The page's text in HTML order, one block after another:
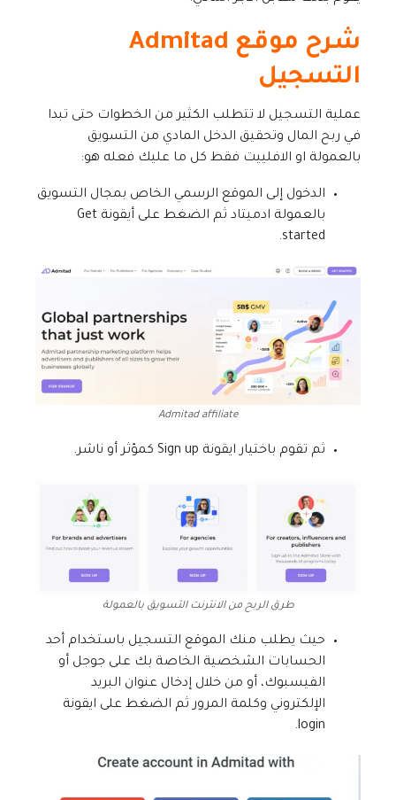
شرح موقع Admitad
التسجيل
عملية التسجيل لا تتطلب الكثير من الخطوات حتى تبدا
في ربح المال وتحقيق الدخل المادي من التسويق
بالعمولة او الافلييت فقط كل ما عليك فعله هو:
الدخول إلى الموقع الرسمي الخاص بمجال التسويق
بالعمولة ادميتاد ثم الضغط على أيقونة Get
started.
Admitad affiliate
ثم تقوم باختيار ايقونة Sign up كمؤثر أو ناشر.
طرق الربح من الانترنت التسويق بالعمولة
حيث يطلب منك الموقع التسجيل باستخدام أحد
الحسابات الشخصية الخاصة بك على جوجل أو
الفيسبوك، أو من خلال إدخال عنوان البريد
الإلكتروني وكلمة المرور ثم الضغط على ايقونة
login.